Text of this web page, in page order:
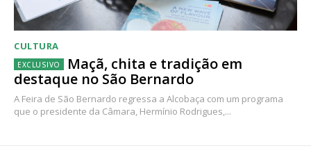
CULTURA
Maçã, chita e tradição em
destaque no São Bernardo
A Feira de São Bernardo regressa a Alcobaça com um programa
que o presidente da Câmara, Hermínio Rodrigues,...